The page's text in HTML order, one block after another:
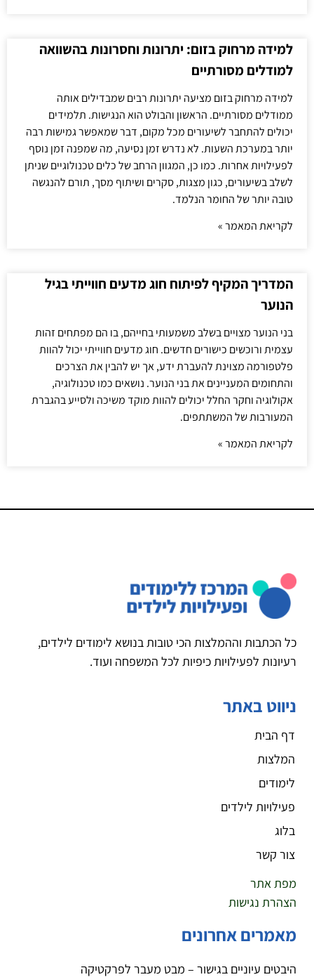
למידה מרחוק בזום: יתרונות וחסרונות בהשוואה
למודלים מסורתיים
למידה מרחוק בזום מציעה יתרונות רבים שמבדילים אותה
ממודלים מסורתיים. הראשון והבולט הוא הנגישות. תלמידים
יכולים להתחבר לשיעורים מכל מקום, דבר שמאפשר גמישות רבה
יותר במערכת השעות. לא נדרש זמן נסיעה, מה שמפנה זמן נוסף
לפעילויות אחרות. כמו כן, המגוון הרחב של כלים טכנולוגיים שניתן
לשלב בשיעורים, כגון מצגות, סקרים ושיתוף מסך, תורם להנגשה
טובה יותר של החומר הנלמד.
לקריאת המאמר »
המדריך המקיף לפיתוח חוג מדעים חווייתי בגיל
הנוער
בני הנוער מצויים בשלב משמעותי בחייהם, בו הם מפתחים זהות
עצמית ורוכשים כישורים חדשים. חוג מדעים חווייתי יכול להוות
פלטפורמה מצוינת להעברת ידע, אך יש להבין את הצרכים
והתחומים המעניינים את בני הנוער. נושאים כמו טכנולוגיה,
אקולוגיה וחקר החלל יכולים להוות מוקד משיכה ולסייע בהגברת
המעורבות של המשתתפים.
לקריאת המאמר »
כל הכתבות וההמלצות הכי טובות בנושא לימודים לילדים,
רעיונות לפעילויות כיפיות לכל המשפחה ועוד.
ניווט באתר
דף הבית
המלצות
לימודים
פעילויות לילדים
בלוג
צור קשר
מפת אתר
הצהרת נגישות
מאמרים אחרונים
היבטים עיוניים בגישור – מבט מעבר לפרקטיקה